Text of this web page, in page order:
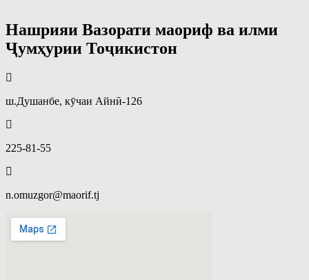
Нашрияи Вазорати маориф ва илми
Ҷумҳурии Тоҷикистон
ш.Душанбе, кӯчаи Айнӣ-126
225-81-55
n.omuzgor@maorif.tj